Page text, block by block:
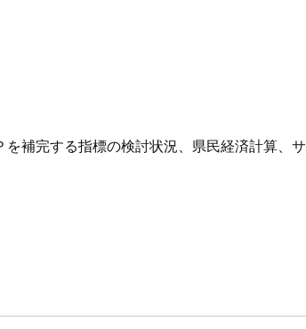
補完する指標の検討状況、県民経済計算、